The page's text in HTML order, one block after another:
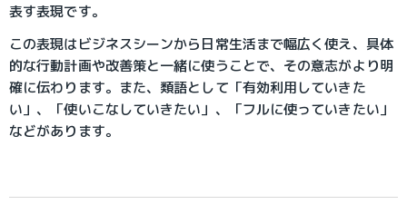
表す表現です。
この表現はビジネスシーンから日常生活まで幅広く使え、具体
的な行動計画や改善策と一緒に使うことで、その意志がより明
確に伝わります。また、類語として「有効利用していきた
い」、「使いこなしていきたい」、「フルに使っていきたい」
などがあります。